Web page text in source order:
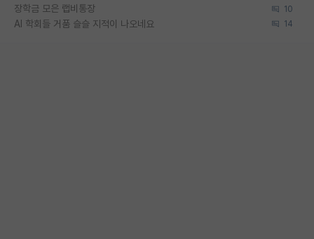
장학금 모은 랩비통장 10
AI 학회들 거품 슬슬 지적이 나오네요 14